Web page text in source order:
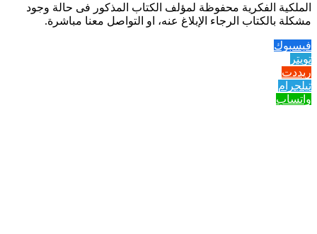
الملكية الفكرية محفوظة لمؤلف الكتاب المذكور فى حالة وجود
مشكلة بالكتاب الرجاء الإبلاغ عنه، او التواصل معنا مباشرة.
فيسبوك
تويتر
ريددت
تيلجرام
واتساب